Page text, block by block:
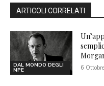
ARTICOLI CORRELATI
DAL MONDO DEGLI
NPE 6